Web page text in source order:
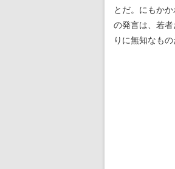
とだ。にもか
の発言は、若
りに無知なもの